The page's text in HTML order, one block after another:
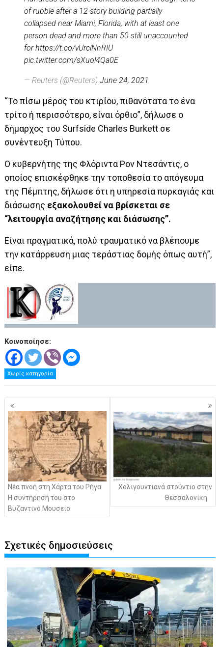
of rubble after a 12-story building partially
collapsed near Miami, Florida, with at least one
person dead and more than 50 still unaccounted
forhttps://t.co/vUrclNnRIU
pic.twitter.com/sXuol4Qa0E
— Reuters (@Reuters)June 24, 2021
“Το πίσω μέρος του κτιρίου, πιθανότατα το ένα
τρίτο ή περισσότερο, είναι όρθιο”, δήλωσε ο
δήμαρχος του Surfside Charles Burkett σε
συνέντευξη Τύπου.
Ο κυβερνήτης της Φλόριντα Ρον Ντεσάντις, ο
οποίος επισκέφθηκε την τοποθεσία το απόγευμα
της Πέμπτης, δήλωσε ότι η υπηρεσία πυρκαγιάς και
διάσωσης εξακολουθεί να βρίσκεται σε
“λειτουργία αναζήτησης και διάσωσης”.
Είναι πραγματικά, πολύ τραυματικό να βλέπουμε
την κατάρρευση μιας τεράστιας δομής όπως αυτή”,
είπε.
Κοινοποίησε:
Χωρίς κατηγορία
Πλοήγηση
άρθρων
Νέα πνοή στη Χάρτα του Ρήγα:
Η συντήρησή του στο
Βυζαντινό Μουσείο
Χολιγουντιανά στούντιο στην
Θεσσαλονίκη
Σχετικές δημοσιεύσεις